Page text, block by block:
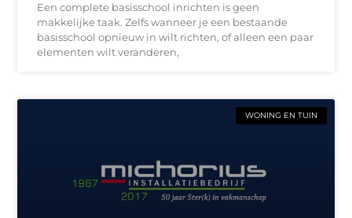
Een complete basisschool inrichten is geen
makkelijke taak. Zelfs wanneer je een bestaande
basisschool opnieuw in wilt richten, of alleen een paar
elementen wilt veranderen,
WONING EN TUIN